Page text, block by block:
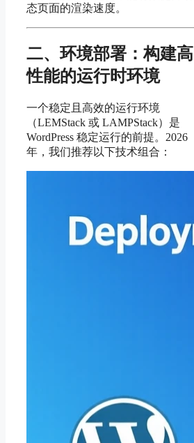
态页面的渲染速度。
二、环境部署：构建高
性能的运行时环境
一个稳定且高效的运行环境
（LEMStack 或 LAMPStack）是
WordPress 稳定运行的前提。2026
年，我们推荐以下技术组合：